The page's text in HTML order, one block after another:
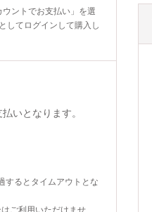
ントでお支払い」を選
してログインして購入し
いとなります。
するとタイムアウトとな
ご利用いただけませ